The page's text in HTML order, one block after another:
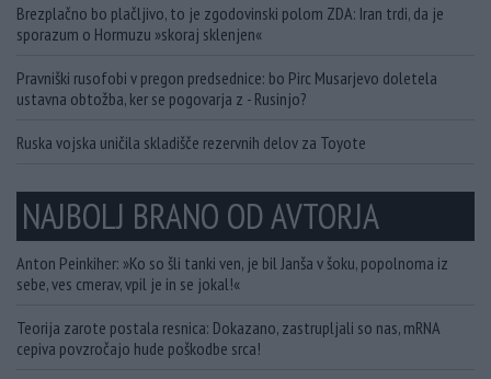
Brezplačno bo plačljivo, to je zgodovinski polom ZDA: Iran trdi, da je
sporazum o Hormuzu »skoraj sklenjen«
Pravniški rusofobi v pregon predsednice: bo Pirc Musarjevo doletela
ustavna obtožba, ker se pogovarja z - Rusinjo?
Ruska vojska uničila skladišče rezervnih delov za Toyote
NAJBOLJ BRANO OD AVTORJA
Anton Peinkiher: »Ko so šli tanki ven, je bil Janša v šoku, popolnoma iz
sebe, ves cmerav, vpil je in se jokal!«
Teorija zarote postala resnica: Dokazano, zastrupljali so nas, mRNA
cepiva povzročajo hude poškodbe srca!